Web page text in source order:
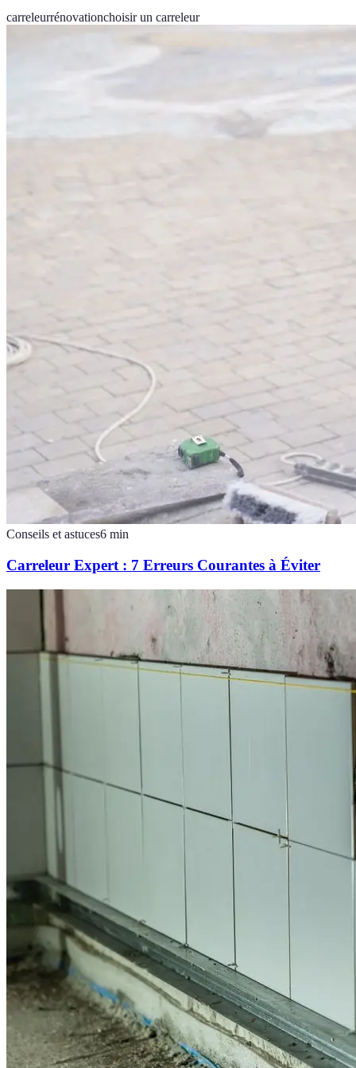
carreleurrénovationchoisir un carreleur
Conseils et astuces6 min
Carreleur Expert : 7 Erreurs Courantes à Éviter